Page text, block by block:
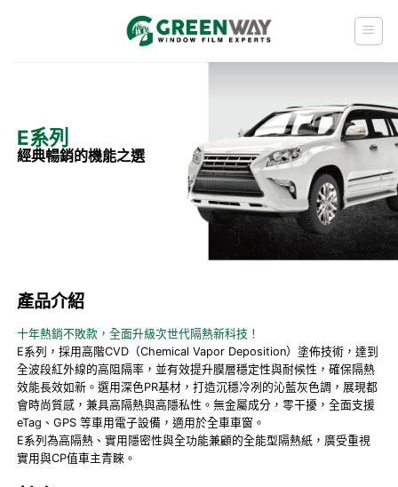
E系列
經典暢銷的機能之選
產品介紹
十年熱銷不敗款，全面升級次世代隔熱新科技！
E系列，採用高階CVD（Chemical Vapor Deposition）塗佈技術，達到
全波段紅外線的高阻隔率，並有效提升膜層穩定性與耐候性，確保隔熱
效能長效如新。選用深色PR基材，打造沉穩冷冽的沁藍灰色調，展現都
會時尚質感，兼具高隔熱與高隱私性。無金屬成分，零干擾，全面支援
eTag、GPS 等車用電子設備，適用於全車車窗。
E系列為高隔熱、實用隱密性與全功能兼顧的全能型隔熱紙，廣受重視
實用與CP值車主青睞。